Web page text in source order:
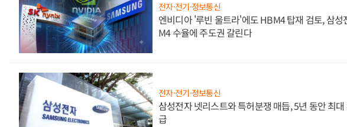
전자·전기·정보통신
엔비디아 '루빈 울트라'에도 HBM4 탑재 검토, 삼성
M4 수율에 주도권 갈린다
전자·전기·정보통신
삼성전자 넷리스트와 특허분쟁 매듭, 5년 동안 최
급